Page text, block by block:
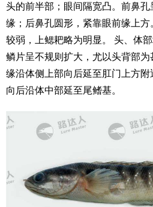
头的前半部；眼间隔宽凸。前鼻
缘；后鼻孔圆形，紧靠眼前缘上
较弱，上鳃耙略为明显。 头、体
鳞片呈不规则扩大，尤以头背部
缘沿体侧上部向后延至肛门上方附
向后沿体中部延至尾鳍基。